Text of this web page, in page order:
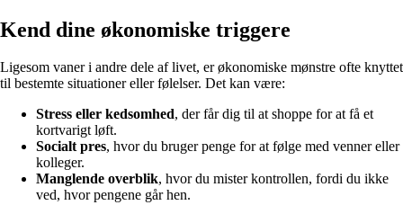
Kend dine økonomiske triggere
Ligesom vaner i andre dele af livet, er økonomiske mønstre ofte knyttet
til bestemte situationer eller følelser. Det kan være:
Stress eller kedsomhed, der får dig til at shoppe for at få et
kortvarigt løft.
Socialt pres, hvor du bruger penge for at følge med venner eller
kolleger.
Manglende overblik, hvor du mister kontrollen, fordi du ikke
ved, hvor pengene går hen.